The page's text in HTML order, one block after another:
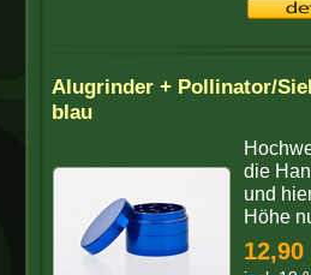
Alugrinder + Pollinator/
blau
die
und
Höhe
12,90